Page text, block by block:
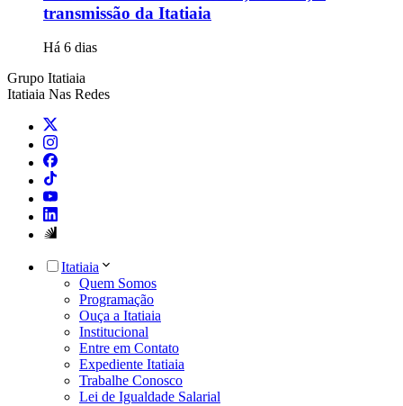
transmissão da Itatiaia
Há 6 dias
Grupo Itatiaia
Itatiaia Nas Redes
Itatiaia
Quem Somos
Programação
Ouça a Itatiaia
Institucional
Entre em Contato
Expediente Itatiaia
Trabalhe Conosco
Lei de Igualdade Salarial